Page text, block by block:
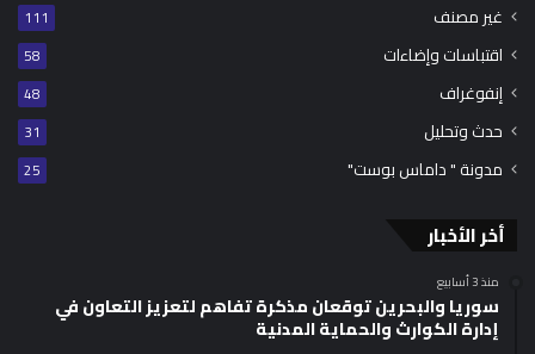
غير مصنف 111
اقتباسات وإضاءات 58
إنفوغراف 48
حدث وتحليل 31
مدونة " داماس بوست" 25
أخر الأخبار
منذ 3 أسابيع
سوريا والبحرين توقعان مذكرة تفاهم لتعزيز التعاون في
إدارة الكوارث والحماية المدنية